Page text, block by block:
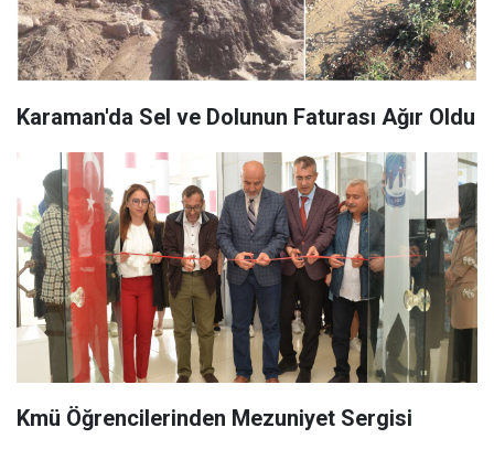
Karaman'da Sel ve Dolunun Faturası Ağır Oldu
Kmü Öğrencilerinden Mezuniyet Sergisi